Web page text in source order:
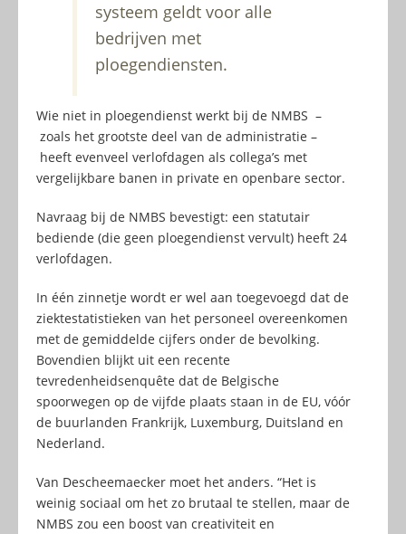
systeem geldt voor alle
bedrijven met
ploegendiensten.
Wie niet in ploegendienst werkt bij de NMBS –
zoals het grootste deel van de administratie –
heeft evenveel verlofdagen als collega’s met
vergelijkbare banen in private en openbare sector.
Navraag bij de NMBS bevestigt: een statutair
bediende (die geen ploegendienst vervult) heeft 24
verlofdagen.
In één zinnetje wordt er wel aan toegevoegd dat de
ziektestatistieken van het personeel overeenkomen
met de gemiddelde cijfers onder de bevolking.
Bovendien blijkt uit een recente
tevredenheidsenquête dat de Belgische
spoorwegen op de vijfde plaats staan in de EU, vóór
de buurlanden Frankrijk, Luxemburg, Duitsland en
Nederland.
Van Descheemaecker moet het anders. “Het is
weinig sociaal om het zo brutaal te stellen, maar de
NMBS zou een boost van creativiteit en